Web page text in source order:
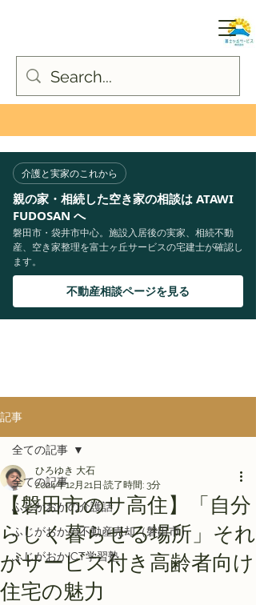
介護と実家のこれから
親の家・相続した空き家の相談は ATAWI
FUDOSAN へ
磐田市・袋井市中心。施設入居後の実家、相続不動
産、空き家整理を富士ヶ丘サービスの宅建士が確認し
ます。
不動産相談ページを見る
記事
全ての記事
ふじがおかの介護話
ふじがおかの不動産売却（磐田市）
ふじがおかICT学習塾
全ての記事
【磐田市のサ高住】「自分
らしく暮らせる場所」それ
がサービス付き高齢者向け
住宅の魅力
ひろゆき 大石
2024年12月21日 読了時間: 3分